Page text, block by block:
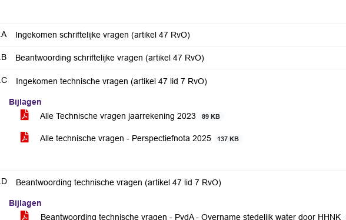
Ingekomen schriftelijke vragen (artikel 47 RvO)
Beantwoording schriftelijke vragen (artikel 47 RvO)
Ingekomen technische vragen (artikel 47 lid 7 RvO)
Bijlagen
Alle Technische vragen jaarrekening 2023
89 KB
Alle technische vragen - Perspectiefnota 2025 137 KB
Beantwoording technische vragen (artikel 47 lid 7 RvO)
Bijlagen
Beantwoording technische vragen - PvdA - Overname stedelijk water door HHNK